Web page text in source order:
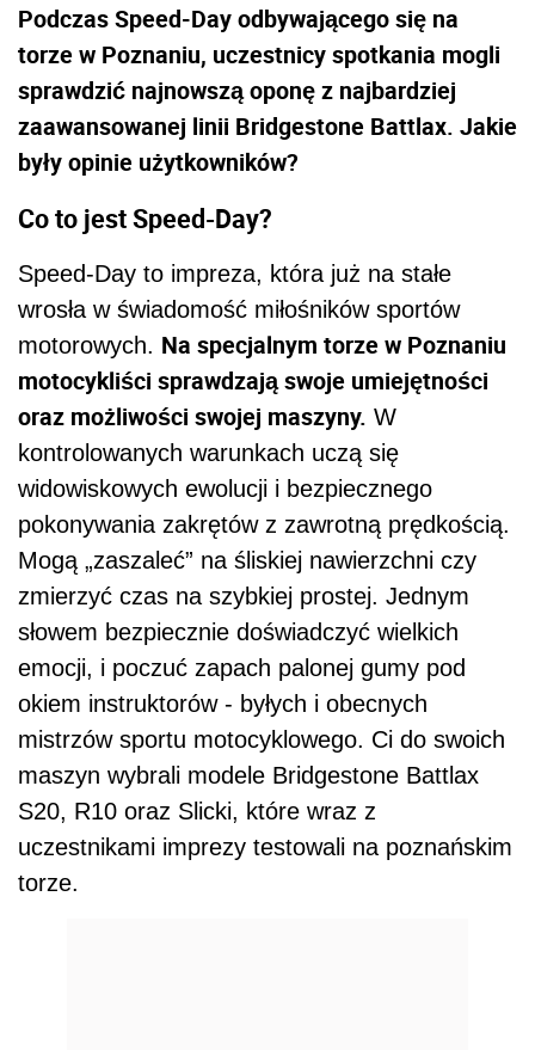
Podczas Speed-Day odbywającego się na
torze w Poznaniu, uczestnicy spotkania mogli
sprawdzić najnowszą oponę z najbardziej
zaawansowanej linii Bridgestone Battlax. Jakie
były opinie użytkowników?
Co to jest Speed-Day?
Speed-Day to impreza, która już na stałe
wrosła w świadomość miłośników sportów
motorowych. Na specjalnym torze w Poznaniu
motocykliści sprawdzają swoje umiejętności
oraz możliwości swojej maszyny. W
kontrolowanych warunkach uczą się
widowiskowych ewolucji i bezpiecznego
pokonywania zakrętów z zawrotną prędkością.
Mogą „zaszaleć” na śliskiej nawierzchni czy
zmierzyć czas na szybkiej prostej. Jednym
słowem bezpiecznie doświadczyć wielkich
emocji, i poczuć zapach palonej gumy pod
okiem instruktorów - byłych i obecnych
mistrzów sportu motocyklowego. Ci do swoich
maszyn wybrali modele Bridgestone Battlax
S20, R10 oraz Slicki, które wraz z
uczestnikami imprezy testowali na poznańskim
torze.